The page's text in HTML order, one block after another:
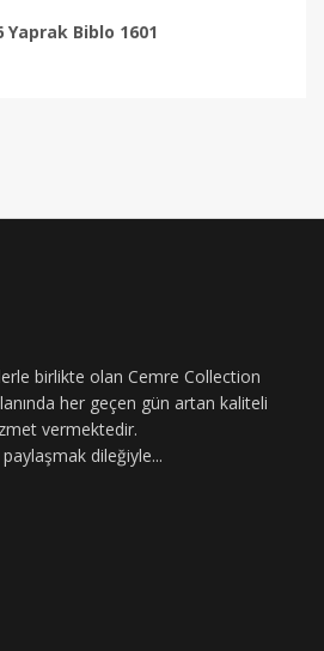
Yaprak Biblo 1601
birlikte olan Cemre Collection
her geçen gün artan kaliteli
vermektedir.
dileğiyle...